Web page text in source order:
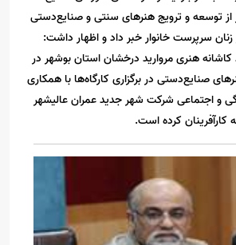
توسعه و ترویج هنرهای سنتی و صنایع‌دستی
سرپرست خانوار خبر داد و اظهار داشت:
کاشانه هنری مروارید درخشان استان بوشهر در
صنایع‌دستی در برگزاری کارگاه‌ها با همکاری
و اجتماعی شرکت شهر جدید عمران عالیشهر
کرده است.